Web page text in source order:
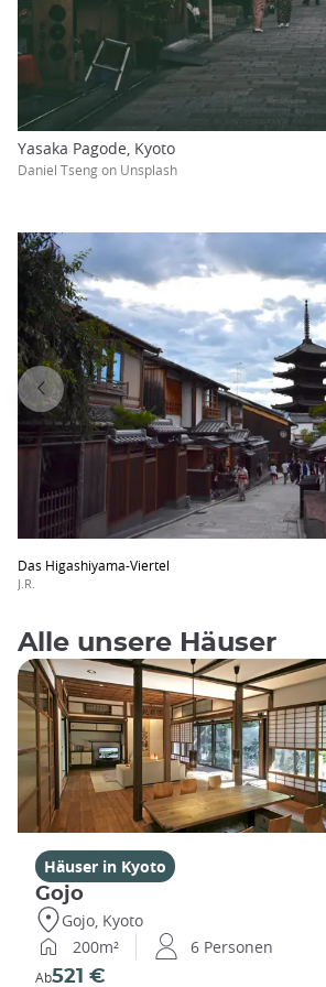
Yasaka Pagode, Kyoto
Daniel Tseng on Unsplash
Das Higashiyama-Viertel
J.R.
Alle unsere Häuser
Häuser in Kyoto
Gojo
Gojo, Kyoto
200m²
6 Personen
Ab521 €